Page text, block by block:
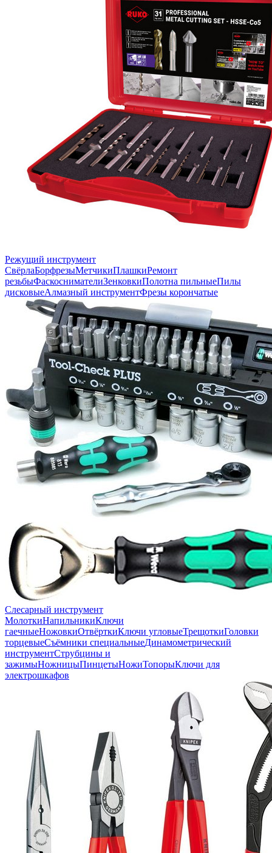
Режущий инструмент
СвёрлаБорфрезыМетчикиПлашкиРемонт
резьбыФаскоснимателиЗенковкиПолотна пильныеПилы
дисковыеАлмазный инструментФрезы корончатые
Слесарный инструмент
МолоткиНапильникиКлючи
гаечныеНожовкиОтвёрткиКлючи угловыеТрещоткиГоловки
торцевыеСъёмники специальныеДинамометрический
инструментСтрубцины и
зажимыНожницыПинцетыНожиТопорыКлючи для
электрошкафов